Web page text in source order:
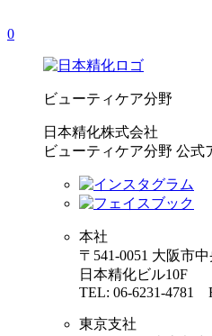
0
ビューティケア分野
日本精化株式会社
ビューティケア分野 公式
本社
〒541-0051 大阪市
日本精化ビル10F
TEL: 06-6231-4781
東京支社